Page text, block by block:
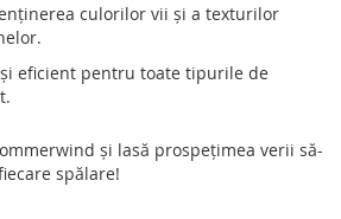
culorilor vii și a texturilor
eficient pentru toate tipurile de
și lasă prospețimea verii să-
spălare!